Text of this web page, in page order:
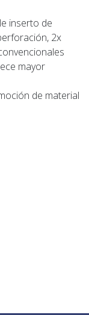
inserto de
2x
mayor
de material